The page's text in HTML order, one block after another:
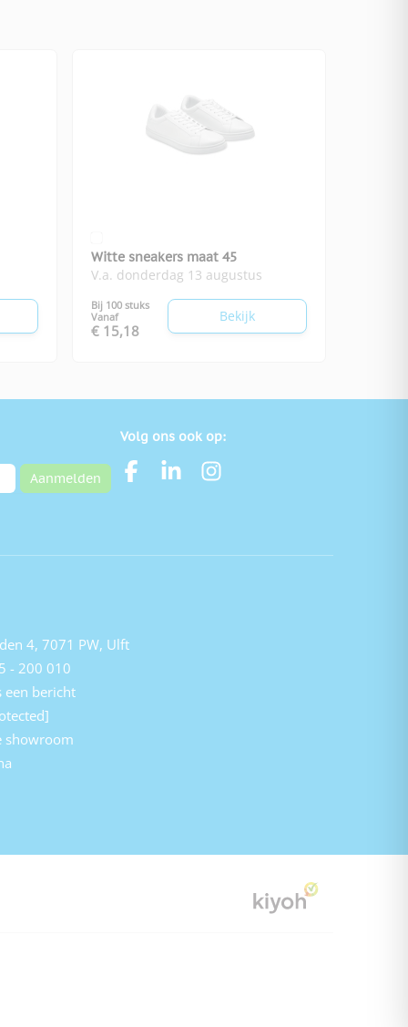
Witte sneakers maat 45
V.a. donderdag 13 augustus
Bij 100 stuks
Vanaf
€ 15,18
Bekijk
Aanmelden
Volg ons ook op:
4, 7071 PW, Ulft
- 200 010
een bericht
showroom